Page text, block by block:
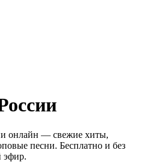
онлайн — свежие хиты,
песни. Бесплатно и без
эфир.